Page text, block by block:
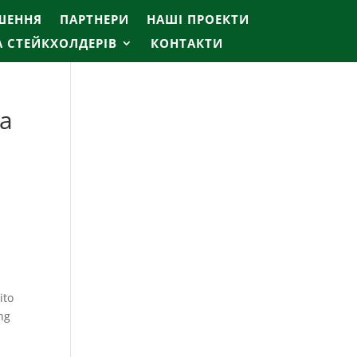
ПАРТНЕРИ
НАШІ ПРОЕКТИ
СТЕЙКХОЛДЕРІВ
КОНТАКТИ